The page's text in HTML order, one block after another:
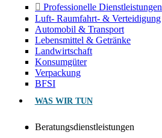
Professionelle Dienstleistungen
Luft- Raumfahrt- & Verteidigung
Automobil & Transport
Lebensmittel & Getränke
Landwirtschaft
Konsumgüter
Verpackung
BFSI
WAS WIR TUN
Beratungsdienstleistungen